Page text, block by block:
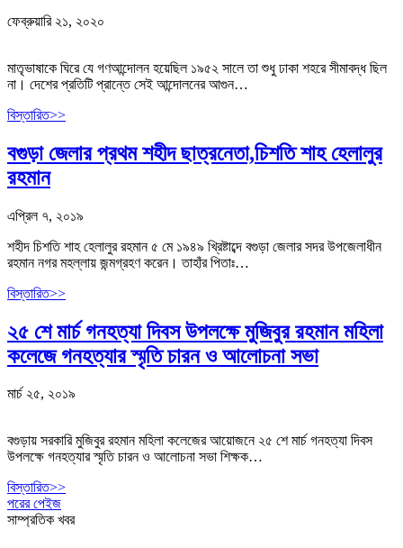
ফেব্রুয়ারি ২১, ২০২০
মাতৃভাষাকে ঘিরে যে গণআন্দোলন হয়েছিল ১৯৫২ সালে তা শুধু ঢাকা শহরে সীমাবদ্ধ ছিল
না। দেশের প্রতিটি প্রান্তে সেই আন্দোলনের আগুন…
বিস্তারিত>>
বগুড়া জেলার প্রথম শহীদ ছাত্রনেতা,চিশতি শাহ হেলালুর
রহমান
এপ্রিল ৭, ২০১৯
শহীদ চিশতি শাহ হেলালুর রহমান ৫ মে ১৯৪৯ খ্রিষ্টাব্দে বগুড়া জেলার সদর উপজেলাধীন
রহমান নগর মহল্লায় জন্মগ্রহণ করেন। তাহাঁর পিতাঃ…
বিস্তারিত>>
২৫ শে মার্চ গনহত্যা দিবস উপলক্ষে মুজিবুর রহমান মহিলা
কলেজে গনহত্যার স্মৃতি চারন ও আলোচনা সভা
মার্চ ২৫, ২০১৯
বগুড়ায় সরকারি মুজিবুর রহমান মহিলা কলেজের আয়োজনে ২৫ শে মার্চ গনহত্যা দিবস
উপলক্ষে গনহত্যার স্মৃতি চারন ও আলোচনা সভা শিক্ষক…
বিস্তারিত>>
পরের পেইজ
সাম্প্রতিক খবর